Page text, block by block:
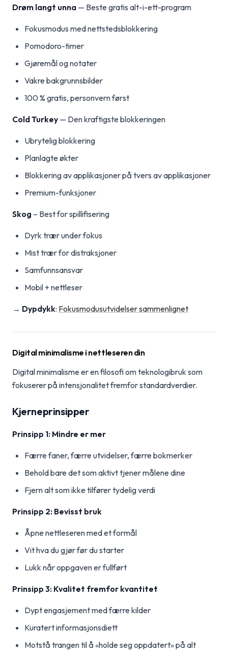
Drøm langt unna — Beste gratis alt-i-ett-program
Fokusmodus med nettstedsblokkering
Pomodoro-timer
Gjøremål og notater
Vakre bakgrunnsbilder
100 % gratis, personvern først
Cold Turkey — Den kraftigste blokkeringen
Ubrytelig blokkering
Planlagte økter
Blokkering av applikasjoner på tvers av applikasjoner
Premium-funksjoner
Skog – Best for spillifisering
Dyrk trær under fokus
Mist trær for distraksjoner
Samfunnsansvar
Mobil + nettleser
→ Dypdykk: Fokusmodusutvidelser sammenlignet
Digital minimalisme i nettleseren din
Digital minimalisme er en filosofi om teknologibruk som
fokuserer på intensjonalitet fremfor standardverdier.
Kjerneprinsipper
Prinsipp 1: Mindre er mer
Færre faner, færre utvidelser, færre bokmerker
Behold bare det som aktivt tjener målene dine
Fjern alt som ikke tilfører tydelig verdi
Prinsipp 2: Bevisst bruk
Åpne nettleseren med et formål
Vit hva du gjør før du starter
Lukk når oppgaven er fullført
Prinsipp 3: Kvalitet fremfor kvantitet
Dypt engasjement med færre kilder
Kuratert informasjonsdiett
Motstå trangen til å «holde seg oppdatert» på alt